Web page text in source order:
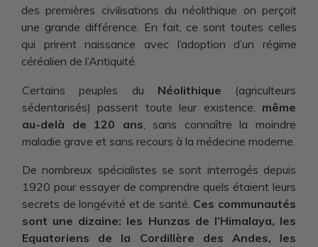
des premières civilisations du néolithique on perçoit
une grande différence. En fait, ce sont toutes celles
qui prirent naissance avec l’adoption d’un régime
céréalien de l’Antiquité.
Certains peuples du Néolithique (agriculteurs
sédentarisés) passent toute leur existence, même
au-delà de 120 ans, sans connaître la moindre
maladie grave et sans recours à la médecine moderne.
De nombreux spécialistes se sont interrogés depuis
1920 pour essayer de comprendre quels étaient leurs
secrets de longévité et de santé. Ces communautés
sont une dizaine: les Hunzas de l’Himalaya, les
Equatoriens de la Cordillère des Andes, les